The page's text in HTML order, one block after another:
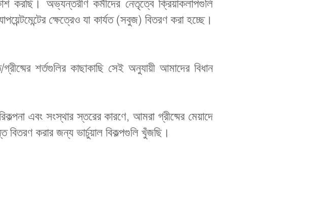
করছি। অভ্যন্তরীণ কর্মীদের নেতৃত্বে ক্রিয়াকলাপগুলি
ক্ষেত্রেও যা কার্যত (সবুজ) বিতরণ করা হচ্ছে।
শর্তগুলির কাছাকাছি সেই অনুযায়ী আমাদের বিধান
এবং সংস্থার স্তরের কারণে, আমরা গ্রীষ্মের মেয়াদে
করার জন্য ভার্চুয়াল বিকল্পগুলি খুঁজছি।